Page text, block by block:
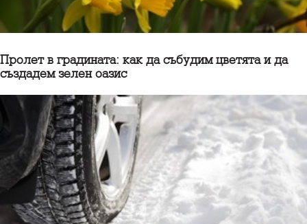
Пролет в градината: как да събудим цветята и да
създадем зелен оазис